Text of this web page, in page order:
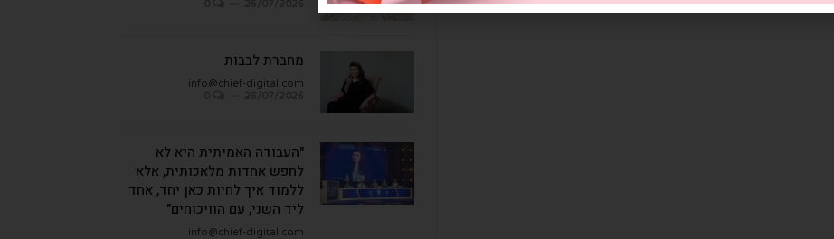
מחברת לבבות
info@chief-digital.com
"העבודה האמיתית היא לא
לחפש אחדות מלאכותית, אלא
ללמוד איך לחיות כאן יחד, אחד
ליד השני, עם הוויכוחים"
info@chief-digital.com